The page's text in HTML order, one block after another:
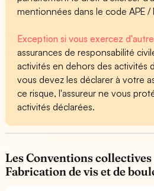
mentionnées dans le code APE /
Exception si vous exercez
assurances de responsabilité
activités en dehors des activités
vous devez les déclarer à votre
ce risque, l'assureur ne vous
activités déclarées.
Les Conventions
Fabrication de vis et de